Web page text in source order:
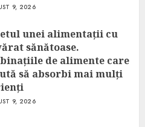
9, 2026
unei alimentații cu
sănătoase.
de alimente care
să absorbi mai mulți
9, 2026